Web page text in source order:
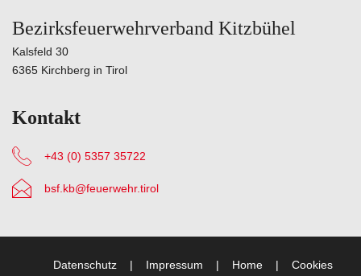
Bezirksfeuerwehrverband Kitzbühel
Kalsfeld 30
6365 Kirchberg in Tirol
Kontakt
+43 (0) 5357 35722
bsf.kb@feuerwehr.tirol
Datenschutz Impressum Home Cookies